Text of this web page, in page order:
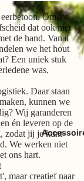
Omdat
dat ook niet
de hand. Vanaf
we het hout
Een uniek stuk
was.
Daar staan
kunnen we
Wij garanderen
én leveren op de
zodat jij je kunt
We werken niet
ons hart.
maar creatief naar